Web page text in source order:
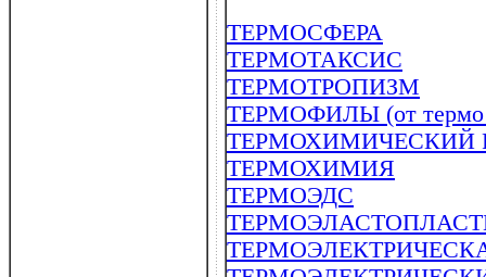
ТЕРМОСФЕРА
ТЕРМОТАКСИС
ТЕРМОТРОПИЗМ
ТЕРМОФИЛЫ (от термо
ТЕРМОХИМИЧЕСКИЙ
ТЕРМОХИМИЯ
ТЕРМОЭДС